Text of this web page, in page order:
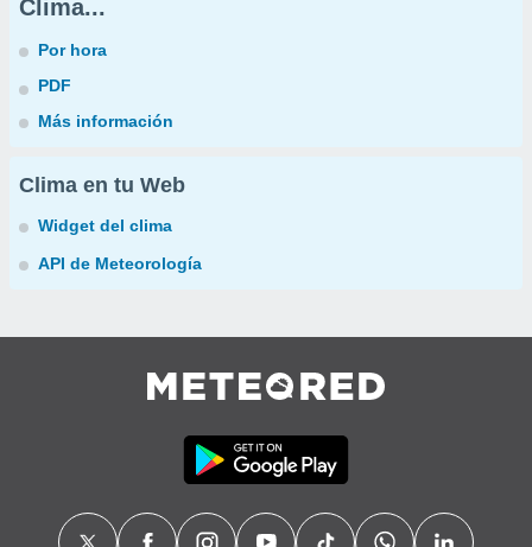
Clima...
Por hora
PDF
Más información
Clima en tu Web
Widget del clima
API de Meteorología